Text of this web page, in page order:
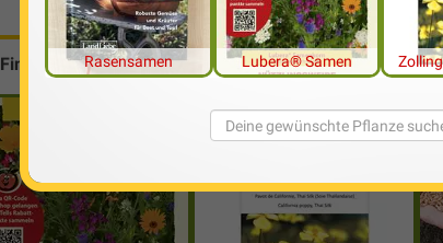
Finde die passenden Produkte im Lubera® Shop
Rasensamen Lubera® Samen